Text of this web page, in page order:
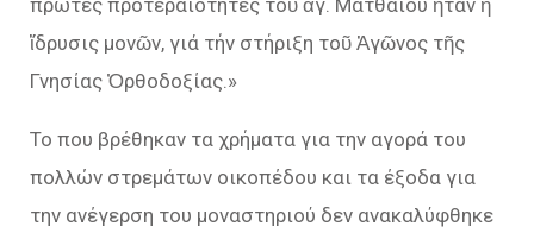
ἵδρυσις μονῶν, γιά τήν στήριξη τοῦ Ἀγῶνος τῆς
Γνησίας Ὀρθοδοξίας.»
Το που βρέθηκαν τα χρήματα για την αγορά του
πολλών στρεμάτων οικοπέδου και τα έξοδα για
την ανέγερση του μοναστηριού δεν ανακαλύφθηκε